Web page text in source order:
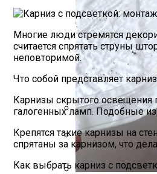
Разновидность
Как Оформить
Многие люди стремятся
считается спрятать струны
неповторимой.
Что собой представляет
Карнизы скрытого освещения
галогенных ламп. Подобные
Крепятся такие карнизы на
спрятаны за карнизом, что
Как выбрать карниз с